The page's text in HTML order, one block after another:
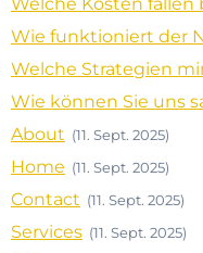
Wie funktioniert der
Welche Strategien
Wie können Sie uns
About (11. Sept. 2025)
Home (11. Sept. 2025)
Contact (11. Sept. 2025)
Services (11. Sept. 2025)